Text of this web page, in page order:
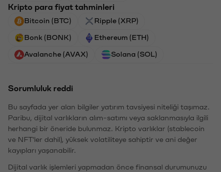
Kripto para fiyat tahminleri
Bitcoin (BTC) Ripple (XRP)
Bonk (BONK) Ethereum (ETH)
Avalanche (AVAX) Solana (SOL)
Sorumluluk reddi
Bu sayfada yer alan bilgiler yatırım tavsiyesi niteliği taşımaz.
Paribu, dijital varlıkların alım-satımı veya saklanmasıyla ilgili
herhangi bir öneride bulunmaz. Kripto varlıklar (stablecoin
ve NFT'ler dahil), yüksek volatiliteye sahiptir ve ani değer
kayıpları yaşanabilir.
Dijital varlık işlemleri yapmadan önce finansal durumunuzu